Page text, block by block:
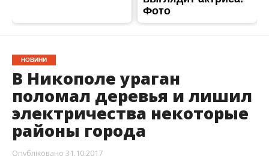
В Никополе ураган
поломал деревья и лишил
электричества некоторые
районы города
Опубліковано31.10.2017